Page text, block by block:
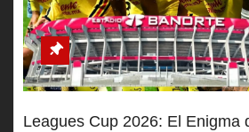
Leagues Cup 2026: El Enigma